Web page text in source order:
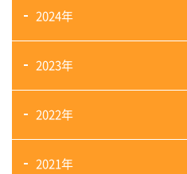
2024年
2023年
2022年
2021年